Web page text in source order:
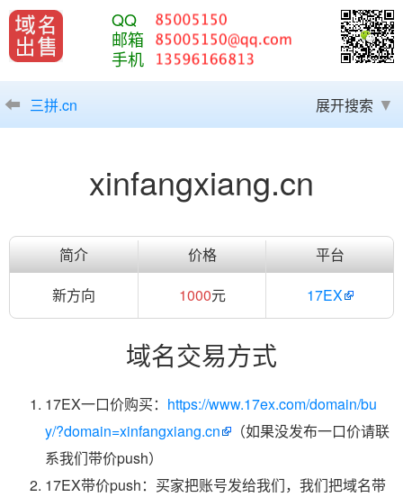
QQ
邮箱
手机
三拼.cn 展开搜索
xinfangxiang.cn
简介 价格
平台
新方向
1000元 17EX
域名交易方式
17EX一口价购买： https://www.17ex.com/domain/bu
y/?domain=xinfangxiang.cn
（如果没发布一口价请联
系我们带价push）
17EX带价push：买家把账号发给我们，我们把域名带